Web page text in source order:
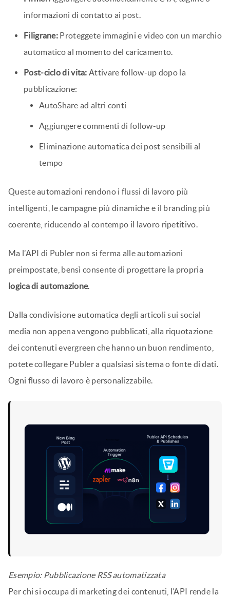
informazioni di contatto ai post.
Filigrane: Proteggete immagini e video con un marchio
automatico al momento del caricamento.
Post-ciclo di vita: Attivare follow-up dopo la
pubblicazione:
AutoShare ad altri conti
Aggiungere commenti di follow-up
Eliminazione automatica dei post sensibili al
tempo
Queste automazioni rendono i flussi di lavoro più
intelligenti, le campagne più dinamiche e il branding più
coerente, riducendo al contempo il lavoro ripetitivo.
Ma l’API di Publer non si ferma alle automazioni
preimpostate, bensì consente di progettare la propria
logica di automazione.
Dalla condivisione automatica degli articoli sui social
media non appena vengono pubblicati, alla riquotazione
dei contenuti evergreen che hanno un buon rendimento,
potete collegare Publer a qualsiasi sistema o fonte di dati.
Ogni flusso di lavoro è personalizzabile.
Esempio: Pubblicazione RSS automatizzata
Per chi si occupa di marketing dei contenuti, l’API rende la